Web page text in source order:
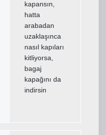
kapansın,
hatta
arabadan
uzaklaşınca
nasıl kapıları
kitliyorsa,
bagaj
kapağını da
indirsin